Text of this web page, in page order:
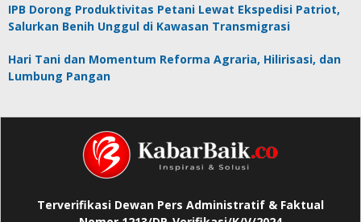
IPB Dorong Produktivitas Petani Lewat Ekspedisi Patriot,
Salurkan Benih Unggul di Kawasan Transmigrasi
Hari Tani dan Momentum Reforma Agraria, Hilirisasi, dan
Lumbung Pangan
Terverifikasi Dewan Pers Administratif & Faktual